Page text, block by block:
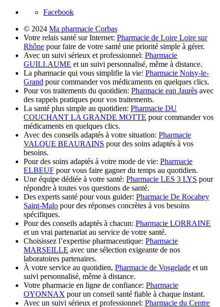
Facebook
© 2024 Ma pharmacie Corbas
Votre relais santé sur Internet: Pharmacie de Loire Loire sur
Rhône pour faire de votre santé une priorité simple à gérer.
Avec un suivi sérieux et professionnel: Pharmacie
GUILLAUME et un suivi personnalisé, même à distance.
La pharmacie qui vous simplifie la vie: Pharmacie Noisy-le-
Grand pour commander vos médicaments en quelques clics.
Pour vos traitements du quotidien: Pharmacie ean Jaurès avec
des rappels pratiques pour vos traitements.
La santé plus simple au quotidien: Pharmacie DU
COUCHANT LA GRANDE MOTTE pour commander vos
médicaments en quelques clics.
Avec des conseils adaptés à votre situation: Pharmacie
VALQUE BEAURAINS pour des soins adaptés à vos
besoins.
Pour des soins adaptés à votre mode de vie: Pharmacie
ELBEUF pour vous faire gagner du temps au quotidien.
Une équipe dédiée à votre santé: Pharmacie LES 3 LYS pour
répondre à toutes vos questions de santé.
Des experts santé pour vous guider: Pharmacie De Rocabey
Saint-Malo pour des réponses concrètes à vos besoins
spécifiques.
Pour des conseils adaptés à chacun: Pharmacie LORRAINE
et un vrai partenariat au service de votre santé.
Choisissez l’expertise pharmaceutique: Pharmacie
MARSEILLE avec une sélection exigeante de nos
laboratoires partenaires.
À votre service au quotidien, Pharmacie de Vosgelade et un
suivi personnalisé, même à distance.
Votre pharmacie en ligne de confiance: Pharmacie
OYONNAX pour un conseil santé fiable à chaque instant.
Avec un suivi sérieux et professionnel: Pharmacie du Centre